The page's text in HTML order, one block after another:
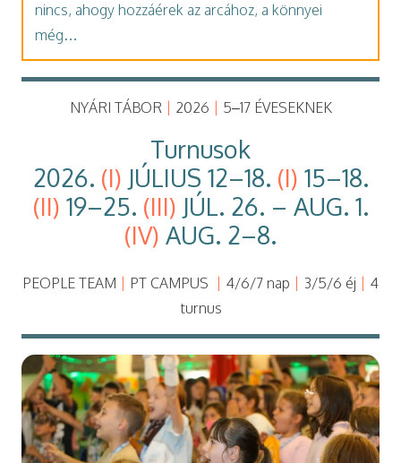
nincs, ahogy hozzáérek az arcához, a könnyei
még…
NYÁRI TÁBOR 2026 5–17 ÉVESEKNEK
Turnusok
2026. (I) JÚLIUS 12–18. (I) 15–18.
(II) 19–25. (III) JÚL. 26. – AUG. 1.
(IV) AUG. 2–8.
PEOPLE TEAM PT CAMPUS 4/6/7 nap 3/5/6 éj
4
turnus